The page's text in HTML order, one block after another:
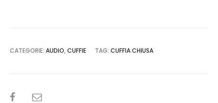
CATEGORIE: AUDIO, CUFFIE TAG: CUFFIA CHIUSA
SHARE